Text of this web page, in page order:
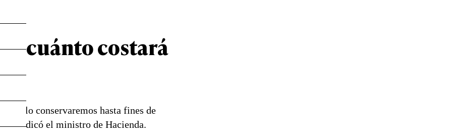
cuánto costará
y lo conservaremos hasta fines de
indicó el ministro de Hacienda.